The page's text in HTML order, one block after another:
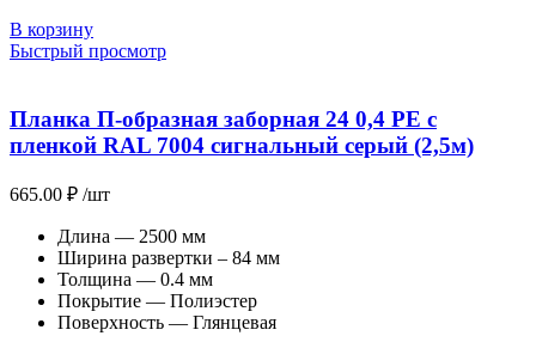
В корзину
Быстрый просмотр
Планка П-образная заборная 24 0,4 PE с
пленкой RAL 7004 сигнальный серый (2,5м)
665.00 ₽ /шт
Длина — 2500 мм
Ширина развертки – 84 мм
Толщина — 0.4 мм
Покрытие — Полиэстер
Поверхность — Глянцевая